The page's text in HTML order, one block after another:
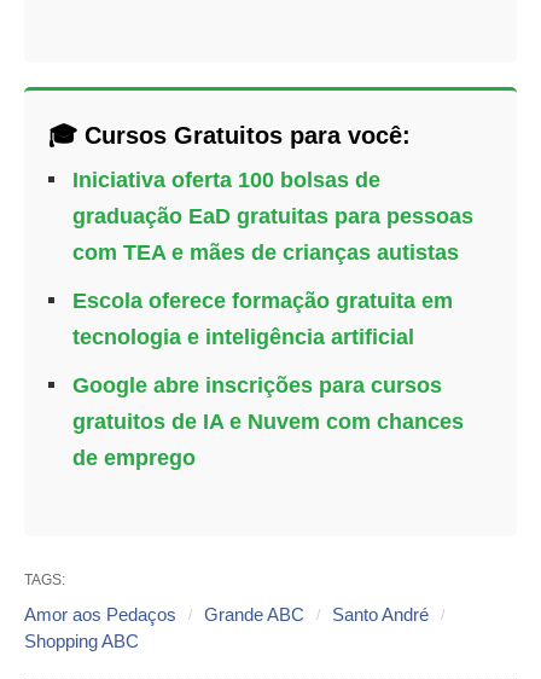
🎓 Cursos Gratuitos para você:
Iniciativa oferta 100 bolsas de
graduação EaD gratuitas para pessoas
com TEA e mães de crianças autistas
Escola oferece formação gratuita em
tecnologia e inteligência artificial
Google abre inscrições para cursos
gratuitos de IA e Nuvem com chances
de emprego
TAGS:
Amor aos Pedaços Grande ABC
Santo André
Shopping ABC